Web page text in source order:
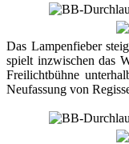
Das Lampenfieber
spielt inzwischen das
Freilichtbühne
Neufassung von